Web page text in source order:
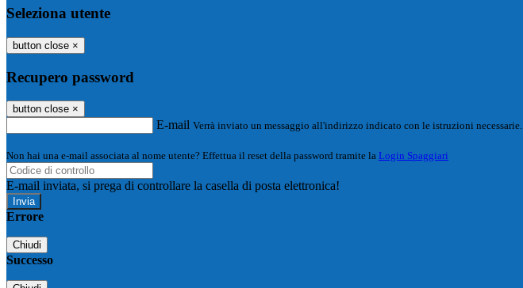
Seleziona utente
button close ×
Recupero password
button close ×
E-mail Verrà inviato un messaggio all'indirizzo indicato con le istruzioni necessarie.
Non hai una e-mail associata al nome utente? Effettua il reset della password tramite la Login Spaggiari
E-mail inviata, si prega di controllare la casella di posta elettronica!
Errore
Chiudi
Successo